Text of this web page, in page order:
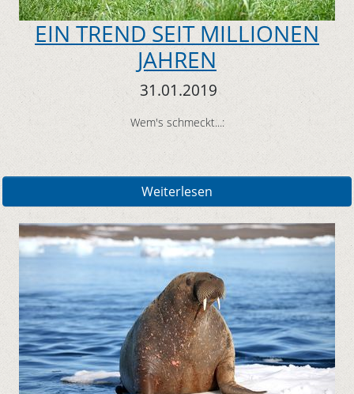
EIN TREND SEIT MILLIONEN
JAHREN
31.01.2019
Wem's schmeckt...:
Weiterlesen